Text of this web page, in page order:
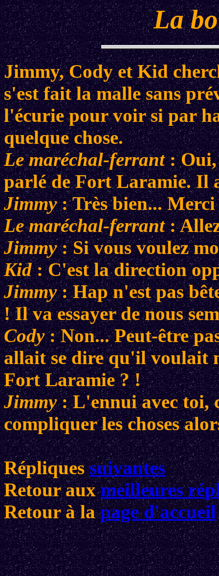
La
Jimmy, Cody et Kid
s'est fait la malle sans
l'écurie pour voir si par
quelque chose.
Le maréchal-ferrant: Oui,
parlé de Fort Laramie. Il
Jimmy: Très bien... Merci
Le maréchal-ferrant:
Jimmy: Si vous voulez
Kid: C'est la direction
Jimmy: Hap n'est pas
! Il va essayer de nous
Cody: Non... Peut-être
allait se dire qu'il voulait
Fort Laramie ? !
Jimmy: L'ennui avec toi,
compliquer les choses
Répliquessuivantes
Retour auxmeilleures
Retour à lapage d'accueil